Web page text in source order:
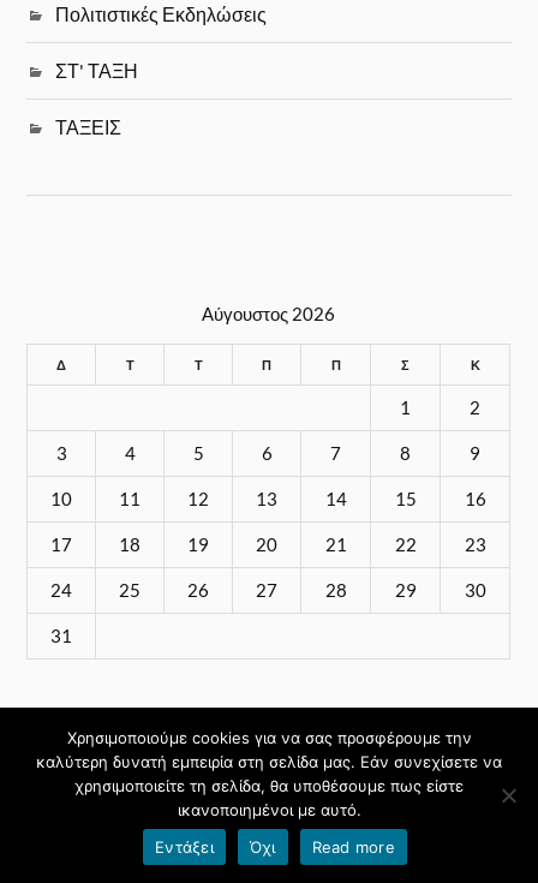
Πολιτιστικές Εκδηλώσεις
ΣΤ' ΤΑΞΗ
ΤΑΞΕΙΣ
Αύγουστος 2026
Δ Τ Τ Π Π Σ Κ
1 2
3 4 5 6 7 8 9
10 11 12 13 14 15 16
17 18 19 20 21 22 23
24 25 26 27 28 29 30
31
« Ιούν
Χρησιμοποιούμε cookies για να σας προσφέρουμε την
καλύτερη δυνατή εμπειρία στη σελίδα μας. Εάν συνεχίσετε να
χρησιμοποιείτε τη σελίδα, θα υποθέσουμε πως είστε
ικανοποιημένοι με αυτό.
Εντάξει
Όχι Read more